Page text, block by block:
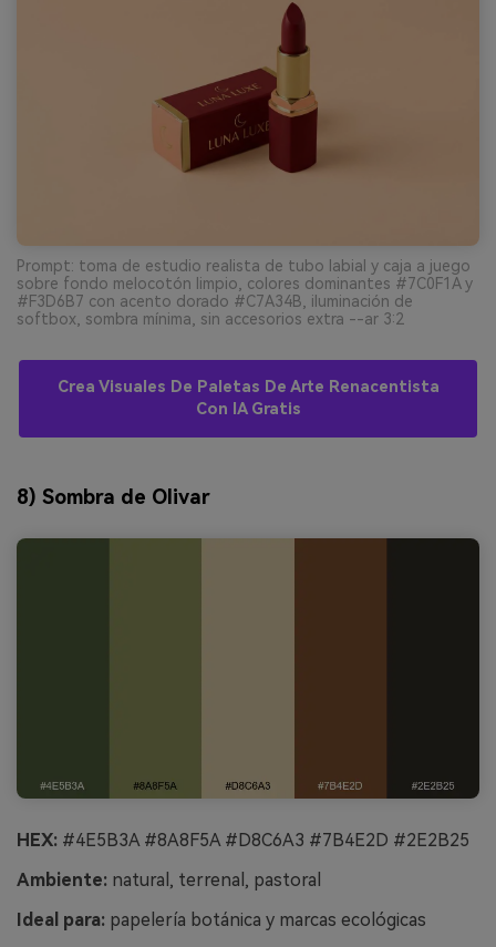
Prompt: toma de estudio realista de tubo labial y caja a juego
sobre fondo melocotón limpio, colores dominantes #7C0F1A y
#F3D6B7 con acento dorado #C7A34B, iluminación de
softbox, sombra mínima, sin accesorios extra --ar 3:2
Crea Visuales De Paletas De Arte Renacentista
Con IA Gratis
8) Sombra de Olivar
HEX: #4E5B3A #8A8F5A #D8C6A3 #7B4E2D #2E2B25
Ambiente: natural, terrenal, pastoral
Ideal para: papelería botánica y marcas ecológicas